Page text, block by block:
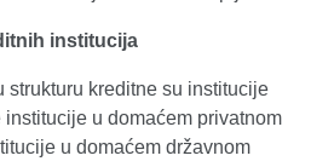
institucija
strukturu kreditne su institucije
u domaćem privatnom
u domaćem državnom